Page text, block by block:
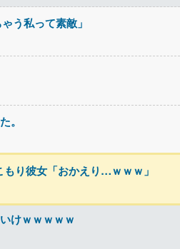
う私って素敵」
。
り彼女「おかえり…ｗｗｗ」
けｗｗｗｗｗ